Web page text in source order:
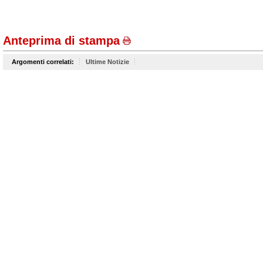
Anteprima di stampa
Argomenti correlati: Ultime Notizie